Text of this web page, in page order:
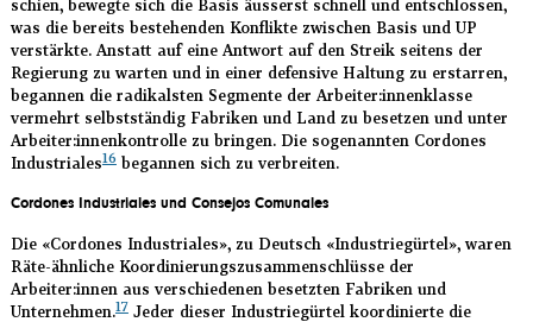
schien, bewegte sich die Basis äusserst schnell und entschlossen,
was die bereits bestehenden Konflikte zwischen Basis und UP
verstärkte. Anstatt auf eine Antwort auf den Streik seitens der
Regierung zu warten und in einer defensive Haltung zu erstarren,
begannen die radikalsten Segmente der Arbeiter:innenklasse
vermehrt selbstständig Fabriken und Land zu besetzen und unter
Arbeiter:innenkontrolle zu bringen. Die sogenannten Cordones
Industriales16begannen sich zu verbreiten.
Cordones Industriales und Consejos Comunales
Die «Cordones Industriales», zu Deutsch «Industriegürtel», waren
Räte-ähnliche Koordinierungszusammenschlüsse der
Arbeiter:innen aus verschiedenen besetzten Fabriken und
Unternehmen.17Jeder dieser Industriegürtel koordinierte die